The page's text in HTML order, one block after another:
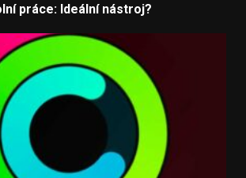
práce: Ideální nástroj?